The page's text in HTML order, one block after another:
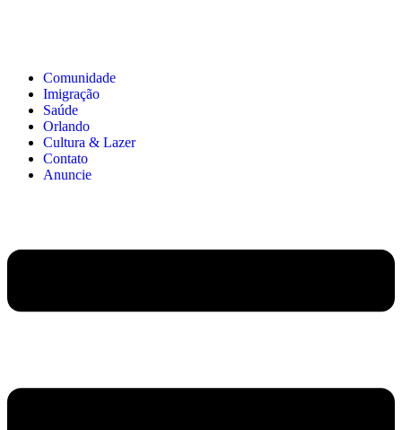
Comunidade
Imigração
Saúde
Orlando
Cultura & Lazer
Contato
Anuncie